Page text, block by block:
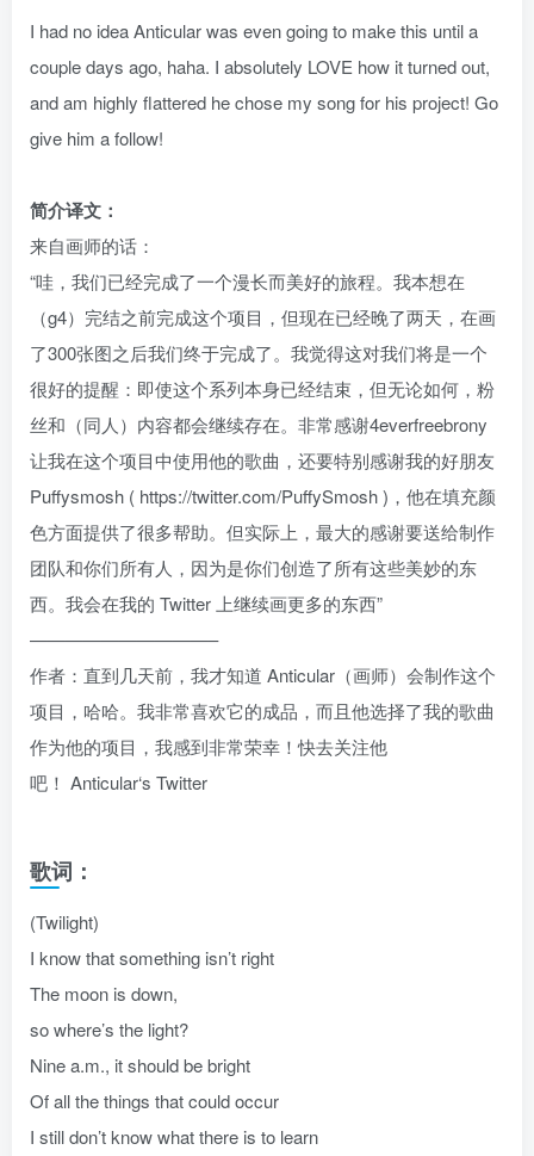
I had no idea Anticular was even going to make this until a
couple days ago, haha. I absolutely LOVE how it turned out,
and am highly flattered he chose my song for his project! Go
give him a follow!
简介译文：
来自画师的话：
“哇，我们已经完成了一个漫长而美好的旅程。我本想在
（g4）完结之前完成这个项目，但现在已经晚了两天，在画
了300张图之后我们终于完成了。我觉得这对我们将是一个
很好的提醒：即使这个系列本身已经结束，但无论如何，粉
丝和（同人）内容都会继续存在。非常感谢4everfreebrony
让我在这个项目中使用他的歌曲，还要特别感谢我的好朋友
Puffysmosh ( https://twitter.com/PuffySmosh)，他在填充颜
色方面提供了很多帮助。但实际上，最大的感谢要送给制作
团队和你们所有人，因为是你们创造了所有这些美妙的东
西。我会在我的 Twitter上继续画更多的东西”
——————————–
作者：直到几天前，我才知道 Anticular（画师）会制作这个
项目，哈哈。我非常喜欢它的成品，而且他选择了我的歌曲
作为他的项目，我感到非常荣幸！快去关注他
吧！ Anticular‘s Twitter
歌词：
(Twilight)
I know that something isn’t right
The moon is down,
so where’s the light?
Nine a.m., it should be bright
Of all the things that could occur
I still don’t know what there is to learn